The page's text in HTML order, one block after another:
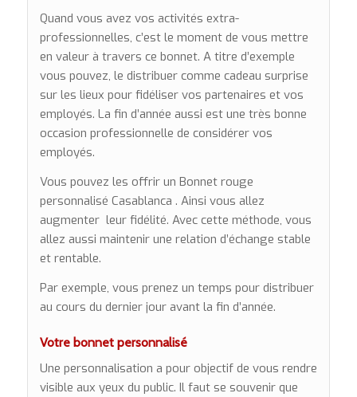
Quand vous avez vos activités extra-
professionnelles, c’est le moment de vous mettre
en valeur à travers ce bonnet. A titre d’exemple
vous pouvez, le distribuer comme cadeau surprise
sur les lieux pour fidéliser vos partenaires et vos
employés. La fin d’année aussi est une très bonne
occasion professionnelle de considérer vos
employés.
Vous pouvez les offrir un Bonnet rouge
personnalisé Casablanca . Ainsi vous allez
augmenter leur fidélité. Avec cette méthode, vous
allez aussi maintenir une relation d’échange stable
et rentable.
Par exemple, vous prenez un temps pour distribuer
au cours du dernier jour avant la fin d’année.
Votre bonnet personnalisé
Une personnalisation a pour objectif de vous rendre
visible aux yeux du public. Il faut se souvenir que